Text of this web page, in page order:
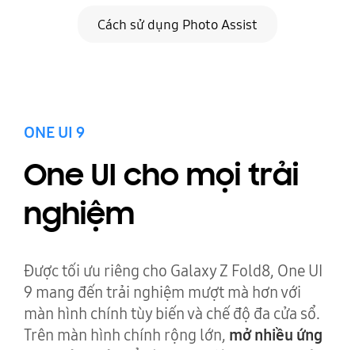
Cách sử dụng Photo Assist
với các câu lệnh do bạn viết.
ONE UI 9
One UI cho mọi trải
nghiệm
Được tối ưu riêng cho Galaxy Z Fold8, One UI
9 mang đến trải nghiệm mượt mà hơn với
màn hình chính tùy biến và chế độ đa cửa sổ.
Trên màn hình chính rộng lớn, mở nhiều ứng